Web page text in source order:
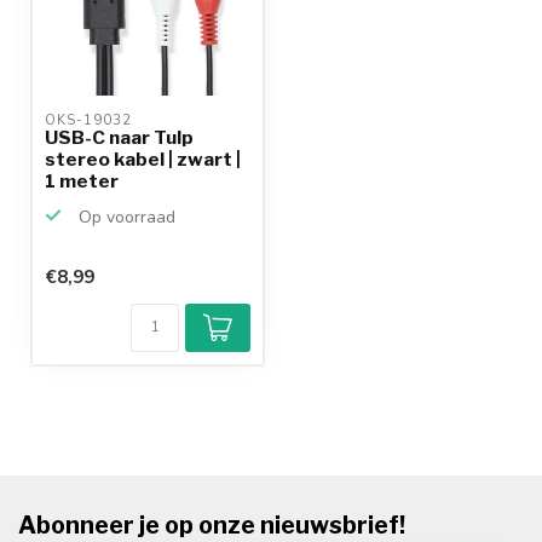
OKS-19032
USB-C naar Tulp
stereo kabel | zwart |
1 meter
Op voorraad
€8,99
Abonneer je op onze nieuwsbrief!